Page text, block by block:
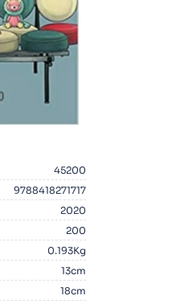
45200
9788418271717
2020
200
0.193Kg
13cm
18cm